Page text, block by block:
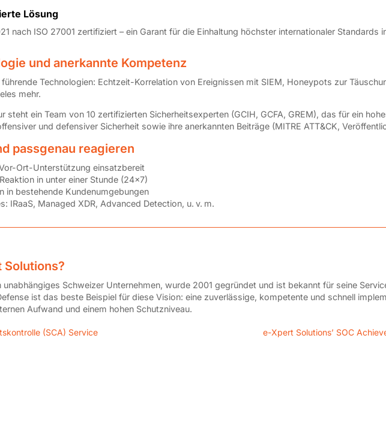
Lösung
nach ISO 27001 zertifiziert – ein Garant für die Einhaltung höchster internationaler Standards
und anerkannte Kompetenz
Technologien: Echtzeit-Korrelation von Ereignissen mit SIEM, Honeypots zur
mehr.
steht ein Team von 10 zertifizierten Sicherheitsexperten (GCIH, GCFA, GREM), das für ein
und defensiver Sicherheit sowie ihre anerkannten Beiträge (MITRE ATT&CK,
passgenau reagieren
Ort-Unterstützung einsatzbereit
in unter einer Stunde (24×7)
in bestehende Kundenumgebungen
IRaaS, Managed XDR, Advanced Detection, u. v. m.
Solutions?
Schweizer Unternehmen, wurde 2001 gegründet und ist bekannt für seine
ist das beste Beispiel für diese Vision: eine zuverlässige, kompetente und schnell
Aufwand und einem hohen Schutzniveau.
(SCA) Service e-Xpert Solutions’ SOC